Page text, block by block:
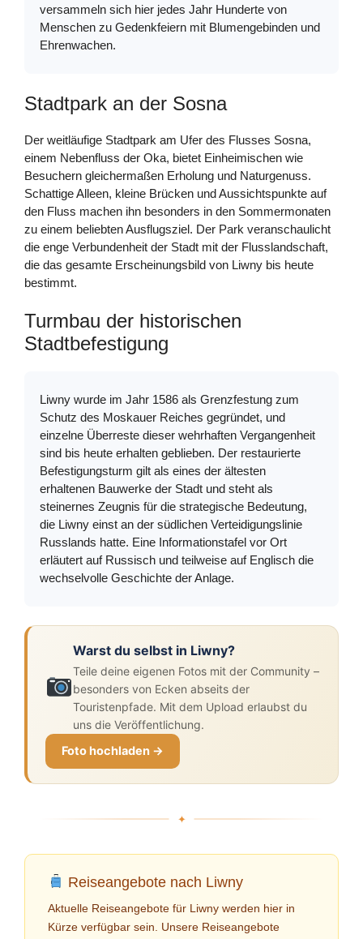
versammeln sich hier jedes Jahr Hunderte von
Menschen zu Gedenkfeiern mit Blumengebinden und
Ehrenwachen.
Stadtpark an der Sosna
Der weitläufige Stadtpark am Ufer des Flusses Sosna,
einem Nebenfluss der Oka, bietet Einheimischen wie
Besuchern gleichermaßen Erholung und Naturgenuss.
Schattige Alleen, kleine Brücken und Aussichtspunkte auf
den Fluss machen ihn besonders in den Sommermonaten
zu einem beliebten Ausflugsziel. Der Park veranschaulicht
die enge Verbundenheit der Stadt mit der Flusslandschaft,
die das gesamte Erscheinungsbild von Liwny bis heute
bestimmt.
Turmbau der historischen
Stadtbefestigung
Liwny wurde im Jahr 1586 als Grenzfestung zum
Schutz des Moskauer Reiches gegründet, und
einzelne Überreste dieser wehrhaften Vergangenheit
sind bis heute erhalten geblieben. Der restaurierte
Befestigungsturm gilt als eines der ältesten
erhaltenen Bauwerke der Stadt und steht als
steinernes Zeugnis für die strategische Bedeutung,
die Liwny einst an der südlichen Verteidigungslinie
Russlands hatte. Eine Informationstafel vor Ort
erläutert auf Russisch und teilweise auf Englisch die
wechselvolle Geschichte der Anlage.
Warst du selbst in Liwny?
Teile deine eigenen Fotos mit der Community –
besonders von Ecken abseits der
Touristenpfade. Mit dem Upload erlaubst du
uns die Veröffentlichung.
Foto hochladen →
Reiseangebote nach Liwny
Aktuelle Reiseangebote für Liwny werden hier in
Kürze verfügbar sein. Unsere Reiseangebote